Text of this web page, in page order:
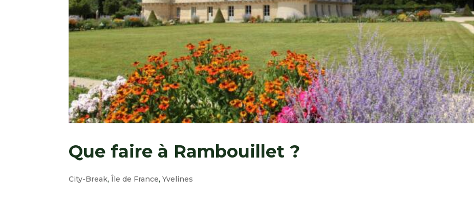
Que faire à Rambouillet ?
City-Break,Île de France,Yvelines